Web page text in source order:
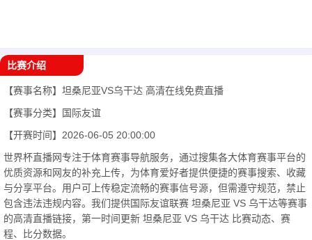
比赛介绍
【赛事名称】 坦桑尼亚VS乌干达 高清在线免费直播
【赛事分类】
国际友谊
【开赛时间】 2026-06-05 20:00:00
世界杯直播网专注于体育赛事导航服务，通过搜集各大体育赛事平台的
优质资源和网友的补充上传，为体育爱好者提供便捷的赛事搜索、收藏
与分享平台。用户可上传稳定流畅的赛事信号源，但需遵守规范，禁止
包含违法违规内容。我们提供国际友谊联赛 坦桑尼亚 VS 乌干达等赛事
的高清直播链接，第一时间更新 坦桑尼亚 VS 乌干达 比赛动态、赛
程、比分数据。